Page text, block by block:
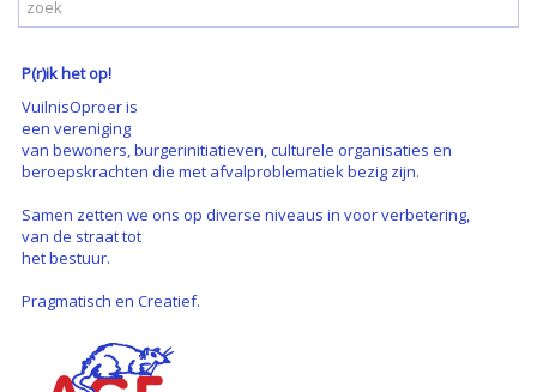
P(r)ik het op!
VuilnisOproer is
een vereniging
van bewoners, burgerinitiatieven, culturele organisaties en
beroepskrachten die met afvalproblematiek bezig zijn.
Samen zetten we ons op diverse niveaus in voor verbetering,
van de straat tot
het bestuur.
Pragmatisch en Creatief.